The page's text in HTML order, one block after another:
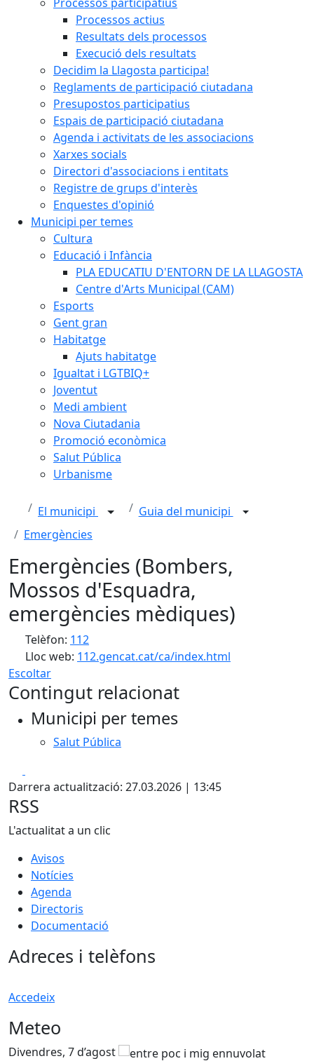
Processos actius
Resultats dels processos
Execució dels resultats
Decidim la Llagosta participa!
Reglaments de participació ciutadana
Presupostos participatius
Espais de participació ciutadana
Agenda i activitats de les associacions
Xarxes socials
Directori d'associacions i entitats
Registre de grups d'interès
Enquestes d'opinió
Municipi per temes
Cultura
Educació i Infància
PLA EDUCATIU D'ENTORN DE LA LLAGOSTA
Centre d'Arts Municipal (CAM)
Esports
Gent gran
Habitatge
Ajuts habitatge
Igualtat i LGTBIQ+
Joventut
Medi ambient
Nova Ciutadania
Promoció econòmica
Salut Pública
Urbanisme
El municipi
Guia del municipi
Emergències
Emergències (Bombers,
Mossos d'Esquadra,
emergències mèdiques)
Telèfon: 112
Lloc web: 112.gencat.cat/ca/index.html
Escoltar
Contingut relacionat
Municipi per temes
Salut Pública
Darrera actualització: 27.03.2026 | 13:45
RSS
L'actualitat a un clic
Avisos
Notícies
Agenda
Directoris
Documentació
Adreces i telèfons
Accedeix
Meteo
Divendres, 7 d’agost